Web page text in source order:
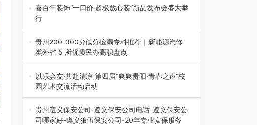
导，贵阳市退役军人事务局联合贵州广电…
喜百年装饰“一口价·超极放心装”新品发布会盛大举
行
2026年7月31日，喜百年装饰“一口价·超极放心
装”新品发布会在贵阳隆重举行。…
贵州200-300分低分捡漏专科推荐｜新能源汽修
类外省 5 所优质民办高职盘点
在贵州省高考志愿填报体系中，200至300分数段
考生可选择的省内工科、新能源汽车…
以乐会友·共赴清凉 第四届“爽爽贵阳·青春之声”校
园艺术交流活动启动
七月的贵阳，清风送爽，第四届“爽爽贵阳·青春之
声”校园管弦乐（合唱）艺术交流活动…
贵州遵义保安公司-遵义保安公司电话-遵义保安公
司哪家好-遵义狼伍保安公司-20年专业安保服务